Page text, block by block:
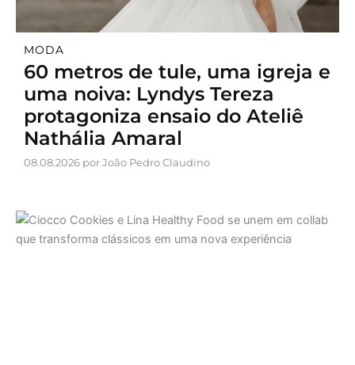
MODA
60 metros de tule, uma igreja e
uma noiva: Lyndys Tereza
protagoniza ensaio do Ateliê
Nathália Amaral
08.08.2026 por João Pedro Claudino